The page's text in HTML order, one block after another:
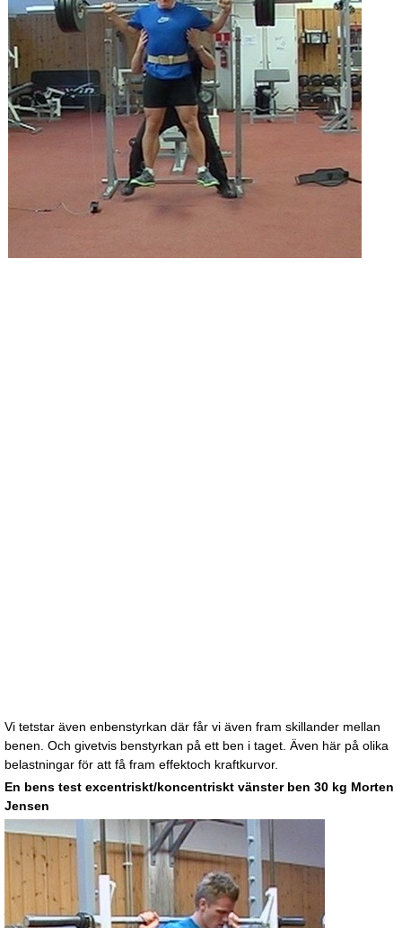
Vi tetstar även enbenstyrkan där får vi även fram skillander mellan
benen. Och givetvis benstyrkan på ett ben i taget. Även här på olika
belastningar för att få fram effektoch kraftkurvor.
En bens test excentriskt/koncentriskt vänster ben 30 kg Morten
Jensen